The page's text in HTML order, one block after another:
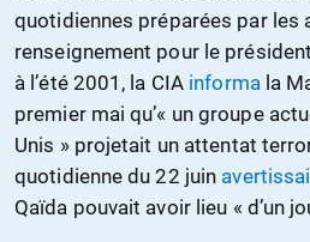
quotidiennes préparées par les
renseignement pour le
à l’été 2001, la CIA informa la
premier mai qu’« un groupe
Unis » projetait un attentat
quotidienne du 22 juin
Qaïda pouvait avoir lieu « d’un